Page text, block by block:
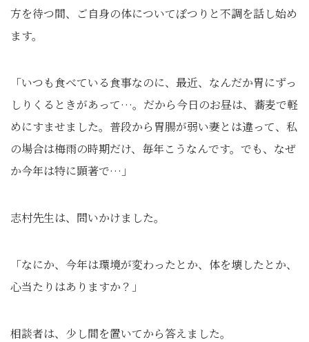
方を待つ間、ご自身の体についてぽつりと不調を話し始め
ます。
「いつも食べている食事なのに、最近、なんだか胃にずっ
しりくるときがあって…。だから今日のお昼は、蕎麦で軽
めにすませました。普段から胃腸が弱い妻とは違って、私
の場合は梅雨の時期だけ、毎年こうなんです。でも、なぜ
か今年は特に顕著で…」
志村先生は、問いかけました。
「なにか、今年は環境が変わったとか、体を壊したとか、
心当たりはありますか？」
相談者は、少し間を置いてから答えました。